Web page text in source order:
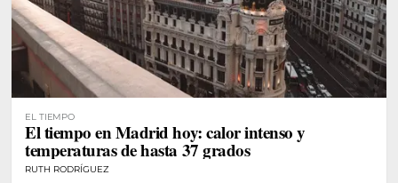
EL TIEMPO
El tiempo en Madrid hoy: calor intenso y
temperaturas de hasta 37 grados
RUTH RODRÍGUEZ